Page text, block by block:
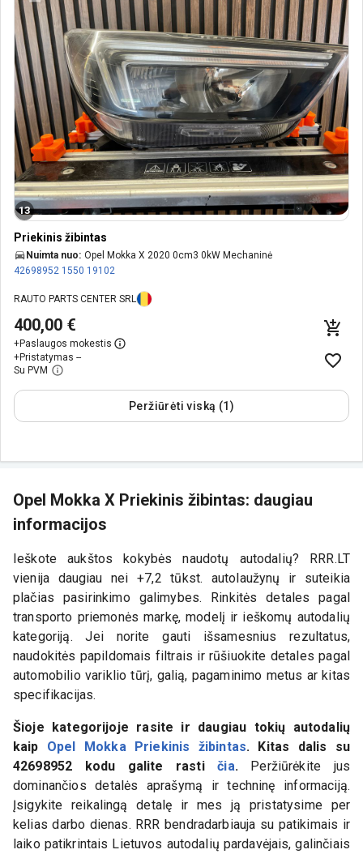
13
Priekinis žibintas
Nuimta nuo: Opel Mokka X 2020 0cm3 0kW Mechaninė
42698952 1550 19102
RAUTO PARTS CENTER SRL
400,00 €
+Paslaugos mokestis
+Pristatymas --
Su PVM
Peržiūrėti viską (1)
Opel Mokka X Priekinis žibintas: daugiau
informacijos
Ieškote aukštos kokybės naudotų autodalių? RRR.LT
vienija daugiau nei +7,2 tūkst. autolaužynų ir suteikia
plačias pasirinkimo galimybes. Rinkitės detales pagal
transporto priemonės markę, modelį ir ieškomų autodalių
kategoriją. Jei norite gauti išsamesnius rezultatus,
naudokitės papildomais filtrais ir rūšiuokite detales pagal
automobilio variklio tūrį, galią, pagaminimo metus ar kitas
specifikacijas.
Šioje kategorijoje rasite ir daugiau tokių autodalių
kaip Opel Mokka Priekinis žibintas. Kitas dalis su
42698952 kodu galite rastičia. Peržiūrėkite jus
dominančios detalės aprašymą ir techninę informaciją.
Įsigykite reikalingą detalę ir mes ją pristatysime per
kelias darbo dienas. RRR bendradarbiauja su patikimais ir
laiko patikrintais Lietuvos autodalių pardavėjais, galinčiais